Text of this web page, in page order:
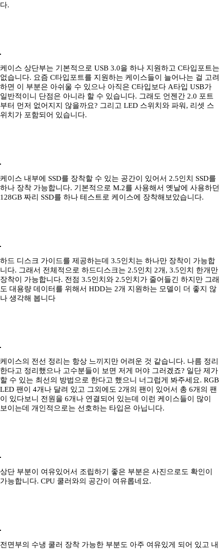
다.
케이스 상단부는 기본적으로 USB 3.0을 하나 지원하고 C타입포트는
없습니다. 요즘 C타입포트를 지원하는 케이스들이 늘어나는 걸 고려
하면 이 부분은 아쉬울 수 있으나 아직은 C타입보다 A타입 USB가
일반적이니 단점은 아니라 할 수 있습니다. 그래도 언젠간 2.0 포트
부터 먼저 없어지지 않을까요? 그리고 LED 스위치와 파워, 리셋 스
위치가 포함되어 있습니다.
케이스 내부에 SSD를 장착할 수 있는 공간이 있어서 2.5인치 SSD를
하나 장착 가능합니다. 기본적으로 M.2를 사용해서 옛날에 사용하던
128GB 짜리 SSD를 하나 테스트로 케이스에 장착해보았습니다.
하드 디스크 가이드를 제공하는데 3.5인치는 하나만 장착이 가능합
니다. 그래서 전체적으로 하드디스크는 2.5인치 2개, 3.5인치 한개만
장착이 가능합니다. 전점 3.5인치와 2.5인치가 줄어들긴 하지만 그래
도 대용량 데이터를 위해서 HDD는 2개 지원하는 모델이 더 좋지 않
나 생각해 봅니다
케이스의 전선 정리는 항상 느끼지만 어려운 것 같습니다. 나름 정리
한다고 정리했으나 고수분들이 보면 저게 머야 그러겠죠? 일단 제가
할 수 있는 최선의 방법으로 한다고 했으니 너그럽게 봐주세요. RGB
LED 팬이 4개나 달려 있고 그외에도 2개의 팬이 있어서 총 6개의 팬
이 있다보니 전원을 6개나 연결되어 있는데 이런 케이스들이 많이
보이는데 개인적으로는 선호하는 타입은 아닙니다.
상단 부분이 여유있어서 조립하기 좋은 부분은 사진으로도 확인이
가능합니다. CPU 쿨러와의 공간이 여유롭네요.
전면부의 수냉 쿨러 장착 가능한 부분도 아주 여유있게 되어 있고 내